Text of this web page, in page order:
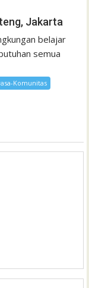
Jakarta
belajar
semua
Komunitas